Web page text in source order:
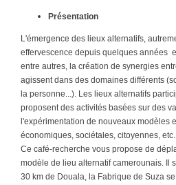
Présentation
L'émergence des lieux alternatifs,
effervescence depuis quelques années
entre autres, la création de synergies
agissent dans des domaines différents
la personne...). Les lieux alternatifs
proposent des activités basées sur des
l'expérimentation de nouveaux modèles
économiques, sociétales, citoyennes, etc.
Ce café-recherche vous propose de
modèle de lieu alternatif camerounais. Il
30 km de Douala, la Fabrique de Suza